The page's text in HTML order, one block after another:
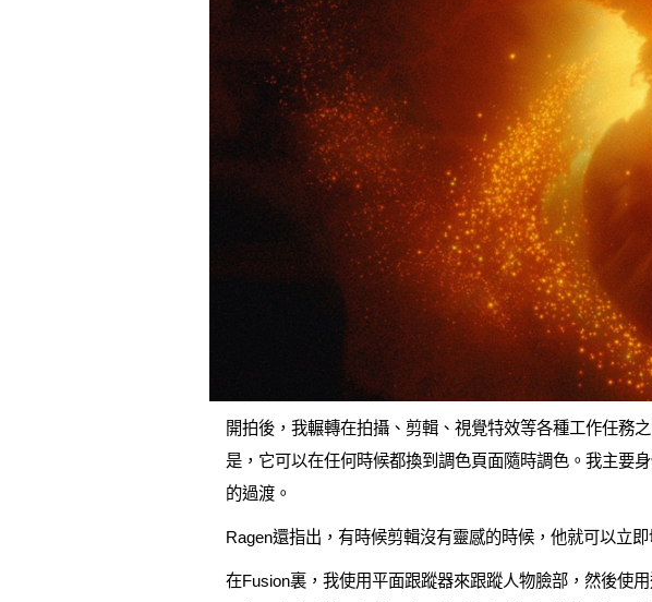
開拍後，我輾轉在拍攝、剪輯、視覺特效等各種工作任務
是，它可以在任何時候都換到調色頁面隨時調色。我主要
的過渡。
Ragen還指出，有時候剪輯沒有靈感的時候，他就可以立
在Fusion裏，我使用平面跟蹤器來跟蹤人物臉部，然後使